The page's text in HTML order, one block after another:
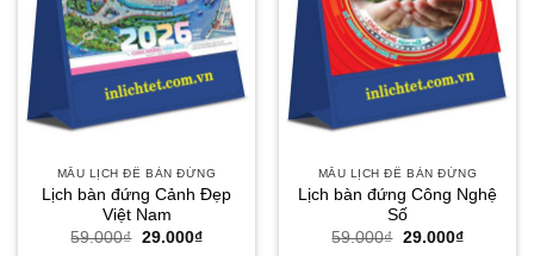
MẪU LỊCH ĐỂ BÀN ĐỨNG
Lịch bàn đứng Cảnh Đẹp
Việt Nam
59.000₫ Giá
29.000₫Giá
MẪU LỊCH ĐỂ BÀN ĐỨNG
Lịch bàn đứng Công Nghệ
Số
59.000₫ Giá
29.000₫Giá